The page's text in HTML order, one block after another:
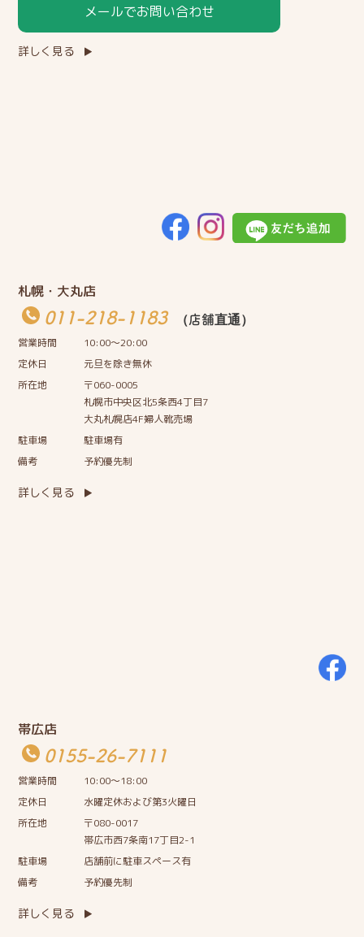
メールでお問い合わせ
詳しく見る
札幌・大丸店
011-218-1183
（店舗直通）
営業時間
10:00〜20:00
定休日
元旦を除き無休
所在地
〒060-0005
札幌市中央区北5条西4丁目7
大丸札幌店4F婦人靴売場
駐車場
駐車場有
備考
予約優先制
詳しく見る
帯広店
0155-26-7111
営業時間
10:00〜18:00
定休日
水曜定休および第3火曜日
所在地
〒080-0017
帯広市西7条南17丁目2-1
駐車場
店舗前に駐車スペース有
備考
予約優先制
詳しく見る